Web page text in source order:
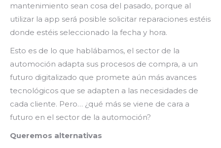
mantenimiento sean cosa del pasado, porque al
utilizar la app será posible solicitar reparaciones estéis
donde estéis seleccionado la fecha y hora.
Esto es de lo que hablábamos, el sector de la
automoción adapta sus procesos de compra, a un
futuro digitalizado que promete aún más avances
tecnológicos que se adapten a las necesidades de
cada cliente. Pero… ¿qué más se viene de cara a
futuro en el sector de la automoción?
Queremos alternativas